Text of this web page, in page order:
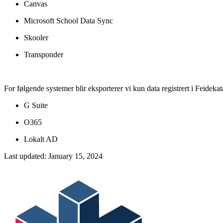
Canvas
Microsoft School Data Sync
Skooler
Transponder
For følgende systemer blir eksporterer vi kun data registrert i
G Suite
O365
Lokalt AD
Last updated: January 15, 2024